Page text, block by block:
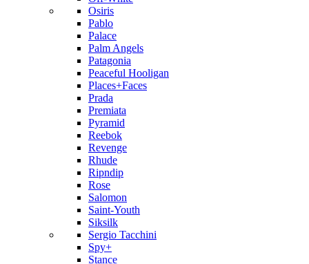
Osiris
Pablo
Palace
Palm Angels
Patagonia
Peaceful Hooligan
Places+Faces
Prada
Premiata
Pyramid
Reebok
Revenge
Rhude
Ripndip
Rose
Salomon
Saint-Youth
Siksilk
Sergio Tacchini
Spy+
Stance